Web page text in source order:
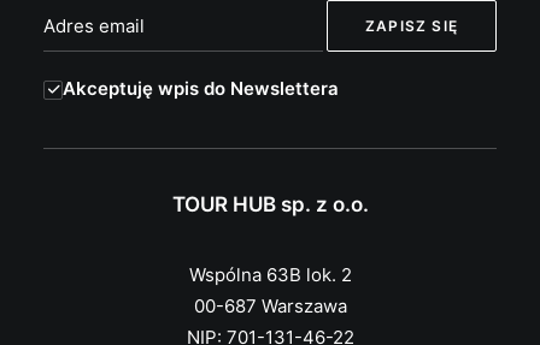
Akceptuję wpis do Newslettera
TOUR HUB sp. z o.o.
Wspólna 63B lok. 2
00-687 Warszawa
NIP: 701-131-46-22